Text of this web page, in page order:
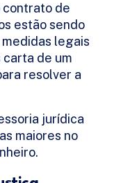
contrato de
estão sendo
legais
carta de um
resolver a
jurídica
maiores no